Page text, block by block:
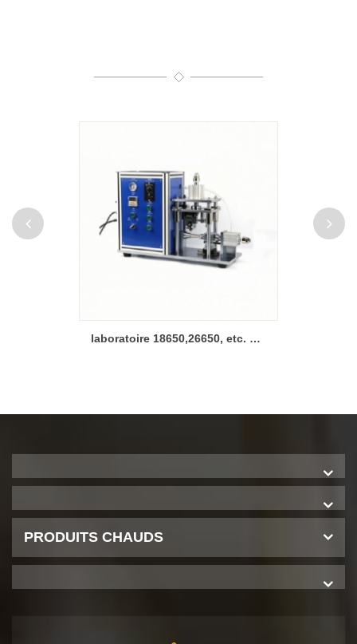
laboratoire 18650,26650, etc. machine à rainurer des cellules cylindriques
PRODUITS CHAUDS